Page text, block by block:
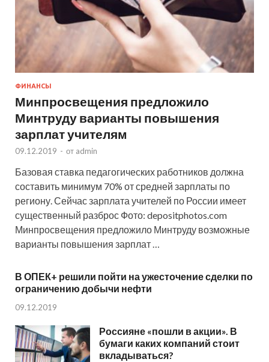
ФИНАНСЫ
Минпросвещения предложило
Минтруду варианты повышения
зарплат учителям
09.12.2019 - от admin
Базовая ставка педагогических работников должна
составить минимум 70% от средней зарплаты по
региону. Сейчас зарплата учителей по России имеет
существенный разброс Фото: depositphotos.com
Минпросвещения предложило Минтруду возможные
варианты повышения зарплат …
В ОПЕК+ решили пойти на ужесточение сделки по
ограничению добычи нефти
09.12.2019
Россияне «пошли в акции». В
бумаги каких компаний стоит
вкладываться?